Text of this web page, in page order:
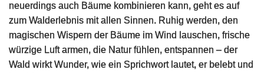
neuerdings auch Bäume kombinieren kann, geht es auf
zum Walderlebnis mit allen Sinnen. Ruhig werden, den
magischen Wispern der Bäume im Wind lauschen, frische
würzige Luft armen, die Natur fühlen, entspannen – der
Wald wirkt Wunder, wie ein Sprichwort lautet, er belebt und